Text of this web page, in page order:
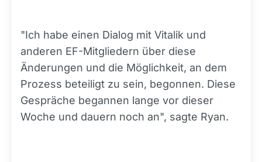
"Ich habe einen Dialog mit Vitalik und
anderen EF-Mitgliedern über diese
Änderungen und die Möglichkeit, an dem
Prozess beteiligt zu sein, begonnen. Diese
Gespräche begannen lange vor dieser
Woche und dauern noch an", sagte Ryan.